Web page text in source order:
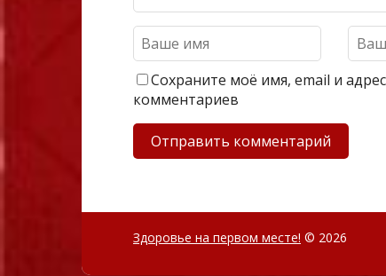
Сохраните моё имя, email и
комментариев
Здоровье на первом месте! © 2026